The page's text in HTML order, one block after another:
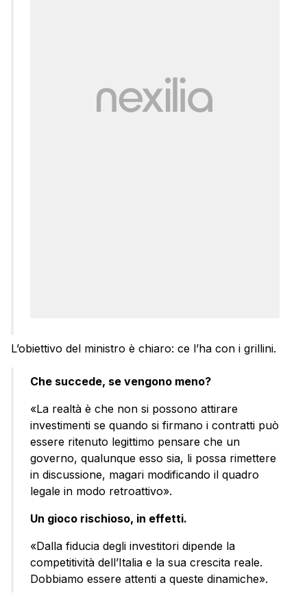
L’obiettivo del ministro è chiaro: ce l’ha con i grillini.
Che succede, se vengono meno?
«La realtà è che non si possono attirare
investimenti se quando si firmano i contratti può
essere ritenuto legittimo pensare che un
governo, qualunque esso sia, li possa rimettere
in discussione, magari modificando il quadro
legale in modo retroattivo».
Un gioco rischioso, in effetti.
«Dalla fiducia degli investitori dipende la
competitività dell’Italia e la sua crescita reale.
Dobbiamo essere attenti a queste dinamiche».